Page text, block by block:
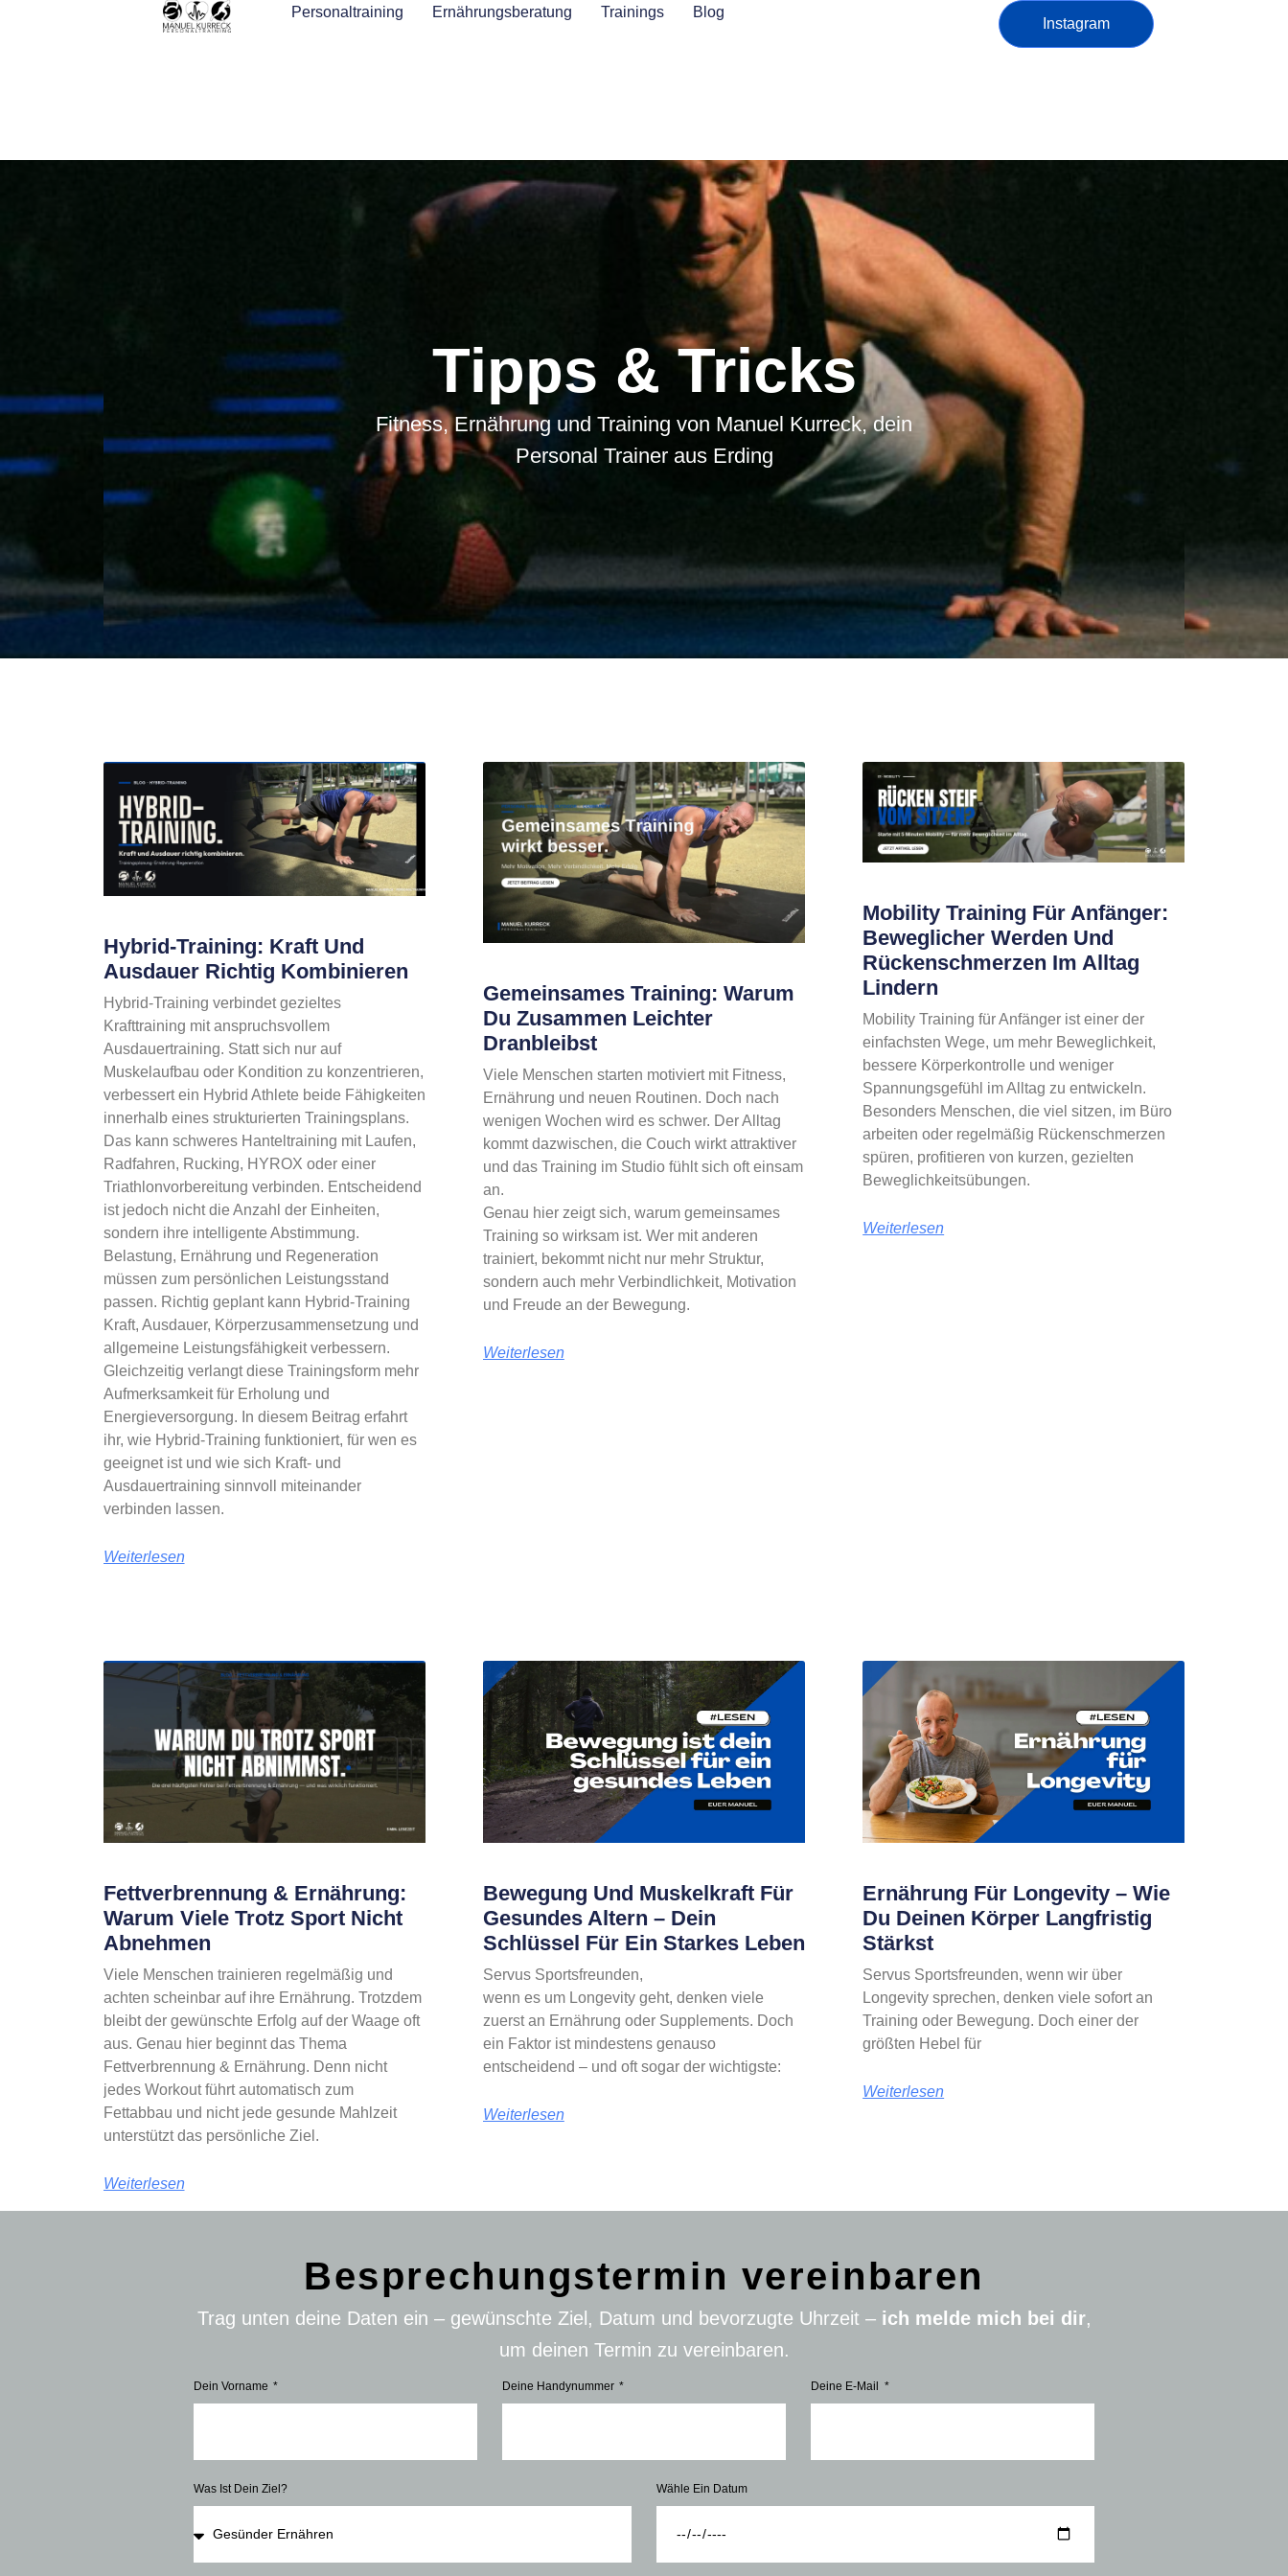
Personaltraining Ernährungsberatung Trainings Blog
Instagram
Tipps & Tricks
Fitness, Ernährung und Training von Manuel Kurreck, dein
Personal Trainer aus Erding
Hybrid-Training: Kraft Und
Ausdauer Richtig Kombinieren
Hybrid-Training verbindet gezieltes
Krafttraining mit anspruchsvollem
Ausdauertraining. Statt sich nur auf
Muskelaufbau oder Kondition zu konzentrieren,
verbessert ein Hybrid Athlete beide Fähigkeiten
innerhalb eines strukturierten Trainingsplans.
Das kann schweres Hanteltraining mit Laufen,
Radfahren, Rucking, HYROX oder einer
Triathlonvorbereitung verbinden. Entscheidend
ist jedoch nicht die Anzahl der Einheiten,
sondern ihre intelligente Abstimmung.
Belastung, Ernährung und Regeneration
müssen zum persönlichen Leistungsstand
passen. Richtig geplant kann Hybrid-Training
Kraft, Ausdauer, Körperzusammensetzung und
allgemeine Leistungsfähigkeit verbessern.
Gleichzeitig verlangt diese Trainingsform mehr
Aufmerksamkeit für Erholung und
Energieversorgung. In diesem Beitrag erfahrt
ihr, wie Hybrid-Training funktioniert, für wen es
geeignet ist und wie sich Kraft- und
Ausdauertraining sinnvoll miteinander
verbinden lassen.
Weiterlesen
Gemeinsames Training: Warum
Du Zusammen Leichter
Dranbleibst
Viele Menschen starten motiviert mit Fitness,
Ernährung und neuen Routinen. Doch nach
wenigen Wochen wird es schwer. Der Alltag
kommt dazwischen, die Couch wirkt attraktiver
und das Training im Studio fühlt sich oft einsam
an.
Genau hier zeigt sich, warum gemeinsames
Training so wirksam ist. Wer mit anderen
trainiert, bekommt nicht nur mehr Struktur,
sondern auch mehr Verbindlichkeit, Motivation
und Freude an der Bewegung.
Weiterlesen
Mobility Training Für Anfänger:
Beweglicher Werden Und
Rückenschmerzen Im Alltag
Lindern
Mobility Training für Anfänger ist einer der
einfachsten Wege, um mehr Beweglichkeit,
bessere Körperkontrolle und weniger
Spannungsgefühl im Alltag zu entwickeln.
Besonders Menschen, die viel sitzen, im Büro
arbeiten oder regelmäßig Rückenschmerzen
spüren, profitieren von kurzen, gezielten
Beweglichkeitsübungen.
Weiterlesen
Fettverbrennung & Ernährung:
Warum Viele Trotz Sport Nicht
Abnehmen
Viele Menschen trainieren regelmäßig und
achten scheinbar auf ihre Ernährung. Trotzdem
bleibt der gewünschte Erfolg auf der Waage oft
aus. Genau hier beginnt das Thema
Fettverbrennung & Ernährung. Denn nicht
jedes Workout führt automatisch zum
Fettabbau und nicht jede gesunde Mahlzeit
unterstützt das persönliche Ziel.
Weiterlesen
Bewegung Und Muskelkraft Für
Gesundes Altern – Dein
Schlüssel Für Ein Starkes Leben
Servus Sportsfreunden,
wenn es um Longevity geht, denken viele
zuerst an Ernährung oder Supplements. Doch
ein Faktor ist mindestens genauso
entscheidend – und oft sogar der wichtigste:
Weiterlesen
Ernährung Für Longevity – Wie
Du Deinen Körper Langfristig
Stärkst
Servus Sportsfreunden, wenn wir über
Longevity sprechen, denken viele sofort an
Training oder Bewegung. Doch einer der
größten Hebel für
Weiterlesen
Besprechungstermin vereinbaren
Trag unten deine Daten ein – gewünschte Ziel, Datum und bevorzugte Uhrzeit – ich melde mich bei dir,
um deinen Termin zu vereinbaren.
Dein Vorname Deine Handynummer Deine E-Mail
Was Ist Dein Ziel? Wähle Ein Datum